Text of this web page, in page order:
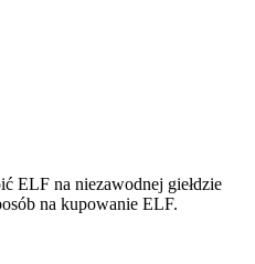
ELF na niezawodnej giełdzie
na kupowanie ELF.